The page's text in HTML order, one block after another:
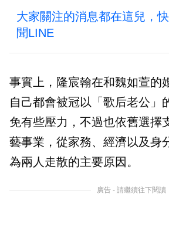
大家關注的消息都在這兒，
聞LINE
事實上，隆宸翰在和魏如萱的
自己都會被冠以「歌后老公」
免有些壓力，不過也依舊選擇
藝事業，從家務、經濟以及身
為兩人走散的主要原因。
廣告 - 請繼續往下閱讀